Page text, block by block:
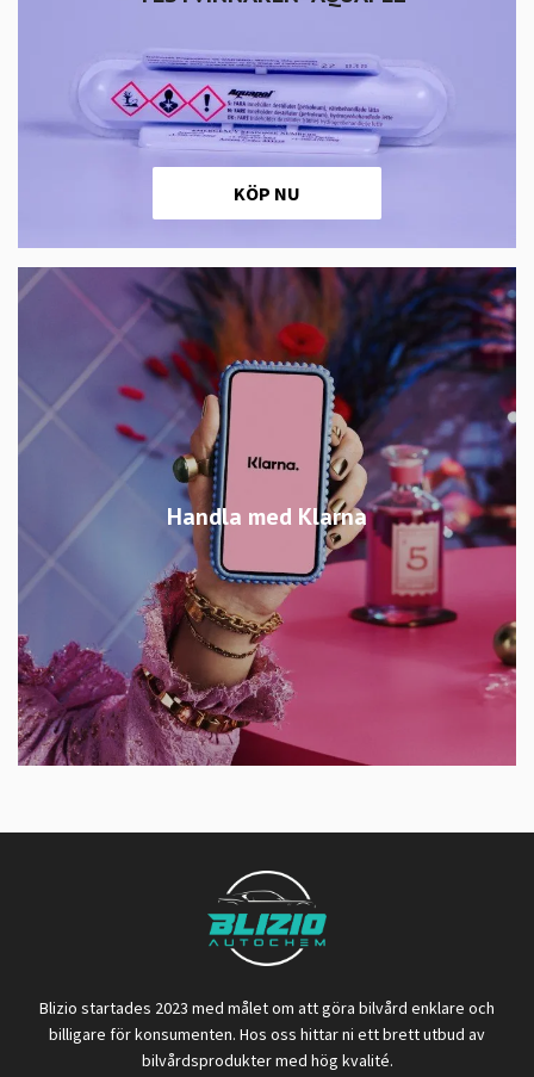
KÖP NU
Handla med Klarna
Blizio startades 2023 med målet om att göra bilvård enklare och
billigare för konsumenten. Hos oss hittar ni ett brett utbud av
bilvårdsprodukter med hög kvalité.